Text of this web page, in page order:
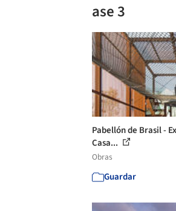
ase 3
Pabellón de Brasil -
Casa...
Obras
Guardar